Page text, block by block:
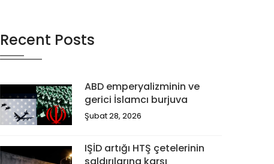
Recent Posts
ABD emperyalizminin ve
gerici İslamcı burjuva
Şubat 28, 2026
IŞİD artığı HTŞ çetelerinin
saldırılarına karşı